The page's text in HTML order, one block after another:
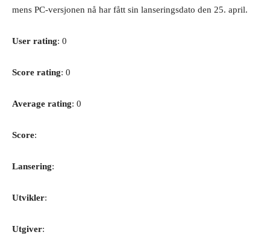
mens PC-versjonen nå har fått sin lanseringsdato den 25. april.
User rating: 0
Score rating: 0
Average rating: 0
Score:
Lansering:
Utvikler:
Utgiver: